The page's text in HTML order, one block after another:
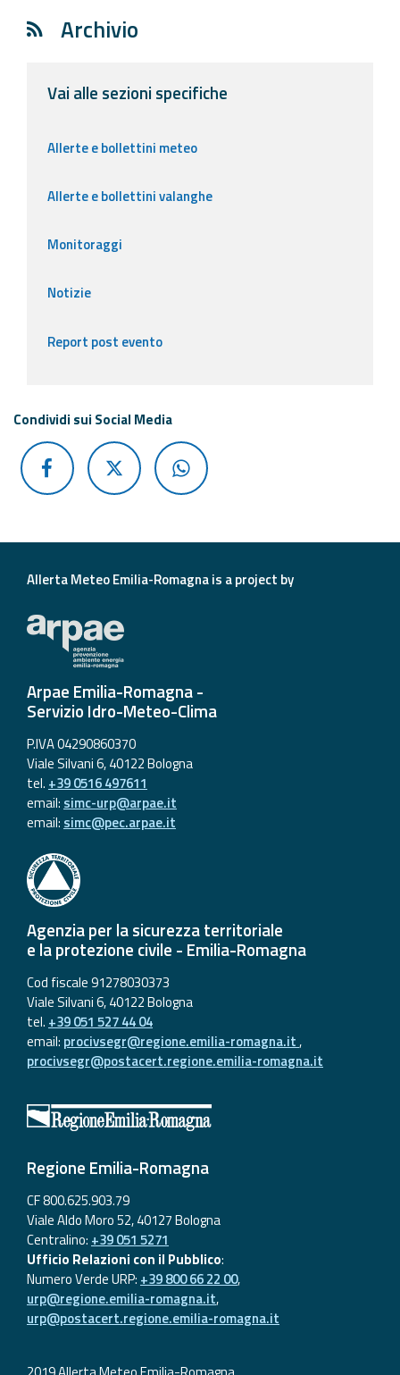
About the
project
Archivio
Vai alle sezioni specifiche
Allerte e bollettini meteo
Allerte e bollettini valanghe
Monitoraggi
Notizie
Report post evento
Condividi sui Social Media
Allerta Meteo Emilia-Romagna is a project by
Arpae Emilia-Romagna -
Servizio Idro-Meteo-Clima
P.IVA 04290860370
Viale Silvani 6, 40122 Bologna
tel. +39 0516 497611
email: simc-urp@arpae.it
email: simc@pec.arpae.it
Agenzia per la sicurezza territoriale
e la protezione civile - Emilia-Romagna
Cod fiscale 91278030373
Viale Silvani 6, 40122 Bologna
tel. +39 051 527 44 04
email: procivsegr@regione.emilia-romagna.it,
procivsegr@postacert.regione.emilia-romagna.it
Regione Emilia-Romagna
CF 800.625.903.79
Viale Aldo Moro 52, 40127 Bologna
Centralino: +39 051 5271
Ufficio Relazioni con il Pubblico:
Numero Verde URP: +39 800 66 22 00,
urp@regione.emilia-romagna.it,
urp@postacert.regione.emilia-romagna.it